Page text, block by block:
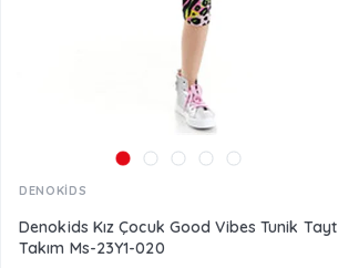
DENOKİDS
Denokids Kız Çocuk Good Vibes Tunik Tayt
Takım Ms-23Y1-020